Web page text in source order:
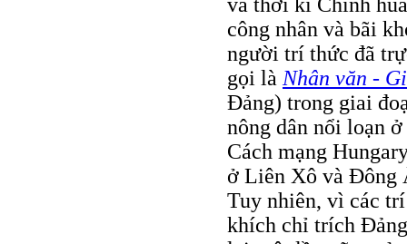
và thời kì Chỉnh
công nhân và bãi
người trí thức đã
gọi là Nhân văn -
Đảng) trong giai
nông dân nổi loạn
Cách mạng
ở Liên Xô và Đông
Tuy nhiên, vì các
khích chỉ trích